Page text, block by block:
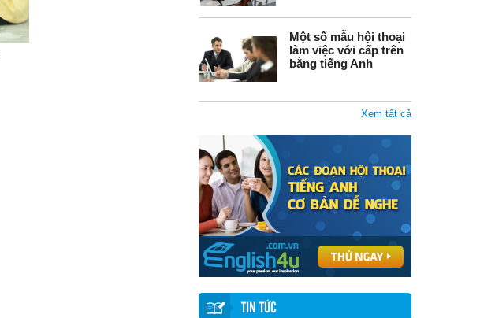
Một số mẫu hội thoại
làm việc với cấp trên
bằng tiếng Anh
Xem tất cả
TIN TỨC